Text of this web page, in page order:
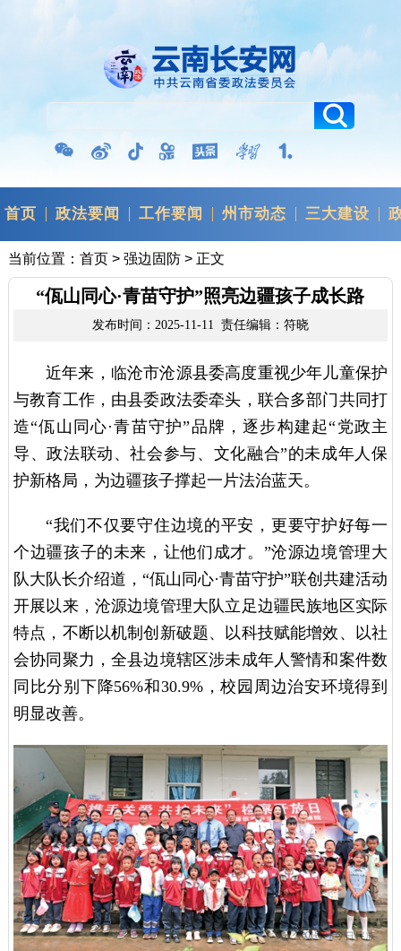
首页 政法要闻 工作要闻 州市动态 三大建设
当前位置： 首页> 强边固防> 正文
“佤山同心·青苗守护”照亮边疆孩子成长路
发布时间：2025-11-11 责任编辑：符晓
近年来，临沧市沧源县委高度重视少年儿童保护
与教育工作，由县委政法委牵头，联合多部门共同打
造“佤山同心·青苗守护”品牌，逐步构建起“党政主
导、政法联动、社会参与、文化融合”的未成年人保
护新格局，为边疆孩子撑起一片法治蓝天。
“我们不仅要守住边境的平安，更要守护好每一
个边疆孩子的未来，让他们成才。”沧源边境管理大
队大队长介绍道，“佤山同心·青苗守护”联创共建活动
开展以来，沧源边境管理大队立足边疆民族地区实际
特点，不断以机制创新破题、以科技赋能增效、以社
会协同聚力，全县边境辖区涉未成年人警情和案件数
同比分别下降56%和30.9%，校园周边治安环境得到
明显改善。